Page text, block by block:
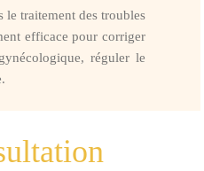
le traitement des troubles
efficace pour corriger
réguler le